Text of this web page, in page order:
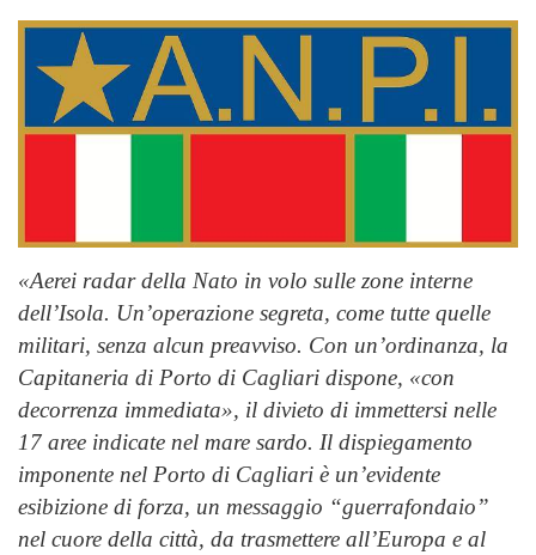
«Aerei radar della Nato in volo sulle zone interne
dell’Isola. Un’operazione segreta, come tutte quelle
militari, senza alcun preavviso. Con un’ordinanza, la
Capitaneria di Porto di Cagliari dispone, «con
decorrenza immediata», il divieto di immettersi nelle
17 aree indicate nel mare sardo. Il dispiegamento
imponente nel Porto di Cagliari è un’evidente
esibizione di forza, un messaggio “guerrafondaio”
nel cuore della città, da trasmettere all’Europa e al